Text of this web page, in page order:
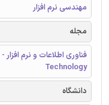
مهندسی نرم افزار
مجله
Technology
دانشگاه